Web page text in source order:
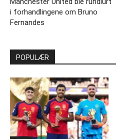
i forhandlingene om Bruno
Fernandes
POPULÆR